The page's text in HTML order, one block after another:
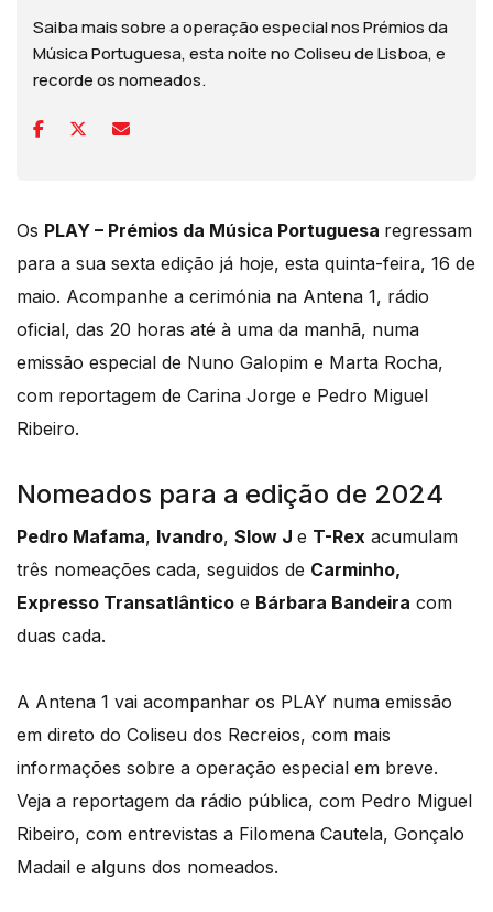
Saiba mais sobre a operação especial nos Prémios da
Música Portuguesa, esta noite no Coliseu de Lisboa, e
recorde os nomeados.
Os PLAY – Prémios da Música Portuguesa regressam
para a sua sexta edição já hoje, esta quinta-feira, 16 de
maio. Acompanhe a cerimónia na Antena 1, rádio
oficial, das 20 horas até à uma da manhã, numa
emissão especial de Nuno Galopim e Marta Rocha,
com reportagem de Carina Jorge e Pedro Miguel
Ribeiro.
Nomeados para a edição de 2024
Pedro Mafama, Ivandro, Slow J e T-Rex acumulam
três nomeações cada, seguidos de Carminho,
Expresso Transatlântico e Bárbara Bandeira com
duas cada.
A Antena 1 vai acompanhar os PLAY numa emissão
em direto do Coliseu dos Recreios, com mais
informações sobre a operação especial em breve.
Veja a reportagem da rádio pública, com Pedro Miguel
Ribeiro, com entrevistas a Filomena Cautela, Gonçalo
Madail e alguns dos nomeados.